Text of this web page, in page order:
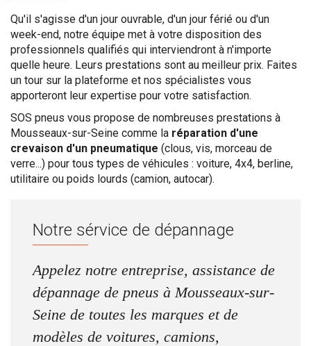
Qu'il s'agisse d'un jour ouvrable, d'un jour férié ou d'un
week-end, notre équipe met à votre disposition des
professionnels qualifiés qui interviendront à n'importe
quelle heure. Leurs prestations sont au meilleur prix. Faites
un tour sur la plateforme et nos spécialistes vous
apporteront leur expertise pour votre satisfaction.
SOS pneus vous propose de nombreuses prestations à
Mousseaux-sur-Seine comme la réparation d'une
crevaison d'un pneumatique (clous, vis, morceau de
verre...) pour tous types de véhicules : voiture, 4x4, berline,
utilitaire ou poids lourds (camion, autocar).
Notre sérvice de dépannage
Appelez notre entreprise, assistance de
dépannage de pneus à Mousseaux-sur-
Seine de toutes les marques et de
modèles de voitures, camions,